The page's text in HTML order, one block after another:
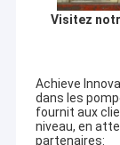
Visitez
Achieve
dans les
fournit aux
niveau, en
partenaires: